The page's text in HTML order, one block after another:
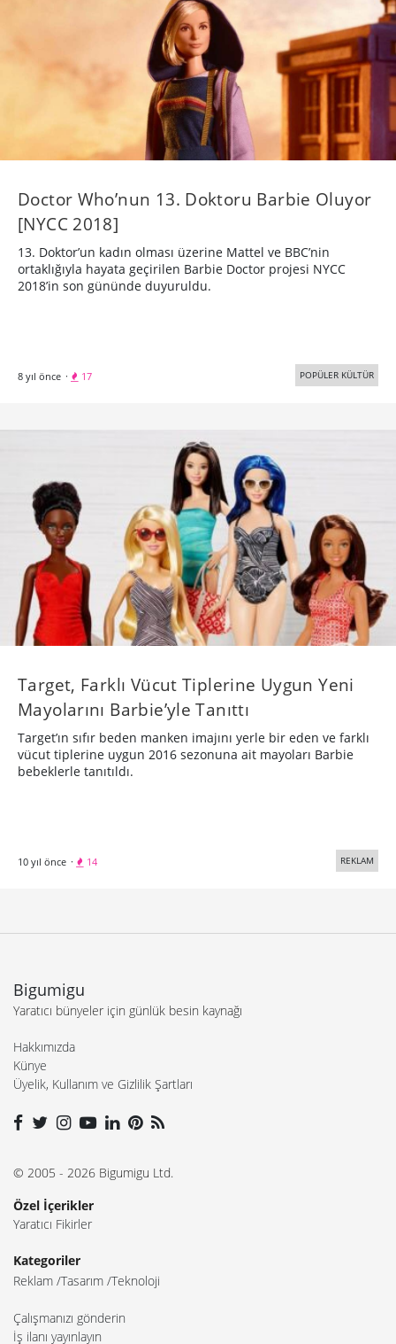
Doctor Who’nun 13. Doktoru Barbie Oluyor
[NYCC 2018]
13. Doktor’un kadın olması üzerine Mattel ve BBC’nin
ortaklığıyla hayata geçirilen Barbie Doctor projesi NYCC
2018’in son gününde duyuruldu.
8 yıl önce · 17 POPÜLER KÜLTÜR
Target, Farklı Vücut Tiplerine Uygun Yeni
Mayolarını Barbie’yle Tanıttı
Target’ın sıfır beden manken imajını yerle bir eden ve farklı
vücut tiplerine uygun 2016 sezonuna ait mayoları Barbie
bebeklerle tanıtıldı.
10 yıl önce · 14 REKLAM
Bigumigu
Yaratıcı bünyeler için günlük besin kaynağı
Hakkımızda
Künye
Üyelik, Kullanım ve Gizlilik Şartları
© 2005 - 2026 Bigumigu Ltd.
Özel İçerikler
Yaratıcı Fikirler
Kategoriler
Reklam Tasarım Teknoloji
Çalışmanızı gönderin
İş ilanı yayınlayın